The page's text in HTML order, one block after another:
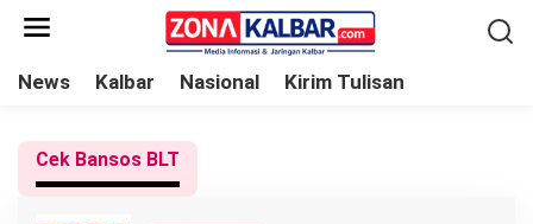
News Kalbar Nasional Kirim Tulisan
Cek Bansos BLT